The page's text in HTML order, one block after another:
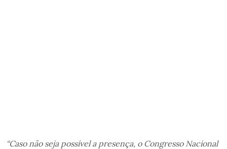
“Caso não seja possível a presença, o Congresso Nacional